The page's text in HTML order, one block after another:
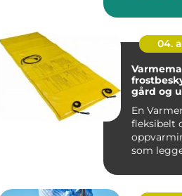
04.
Varmematte
gård og
En
fleksibelt
som